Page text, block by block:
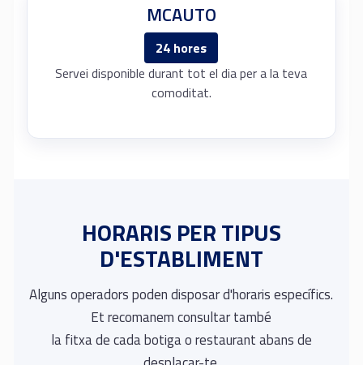
MCAUTO
24 hores
Servei disponible durant tot el dia per a la teva
comoditat.
HORARIS PER TIPUS
D'ESTABLIMENT
Alguns operadors poden disposar d'horaris específics.
Et recomanem consultar també
la fitxa de cada botiga o restaurant abans de